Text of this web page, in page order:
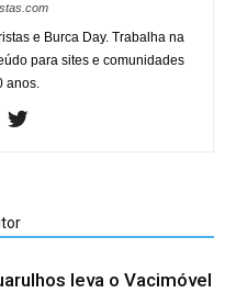
e Burca Day. Trabalha na
para sites e comunidades
anos.
leva o Vacimóvel